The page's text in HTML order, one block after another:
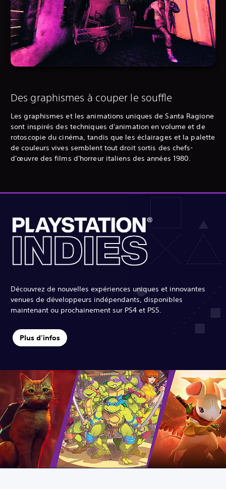
Des graphismes à couper le souffle
Les graphismes et les animations uniques de Santa Ragione
sont inspirés des techniques d'animation en volume et de
rotoscopie du cinéma, tandis que les éclairages et la palette
de couleurs vives semblent tout droit sortis des chefs-
d'œuvre des films d'horreur italiens des années 1980.
Découvrez de nouvelles expériences uniques et innovantes
venues de développeurs indépendants, disponibles
maintenant ou prochainement sur PS4 et PS5.
Plus d'infos